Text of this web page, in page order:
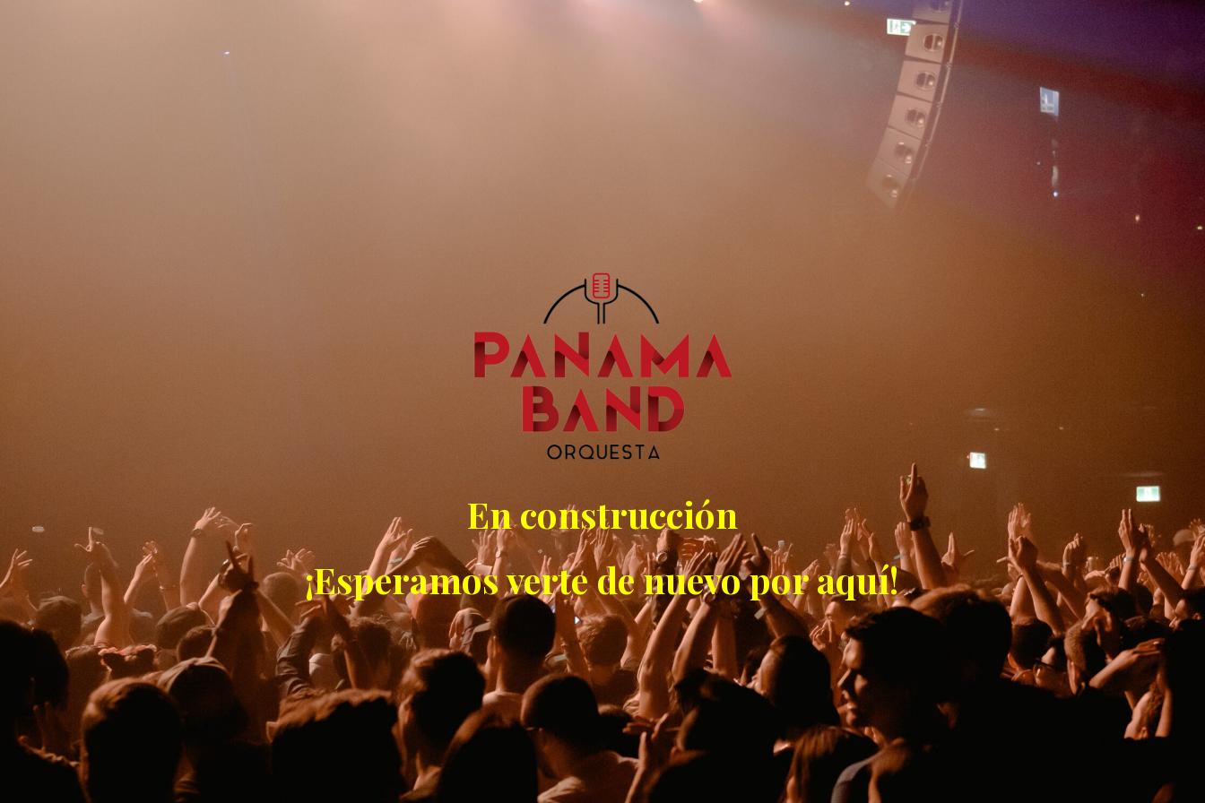
En construcción
¡Esperamos verte de nuevo por aquí!